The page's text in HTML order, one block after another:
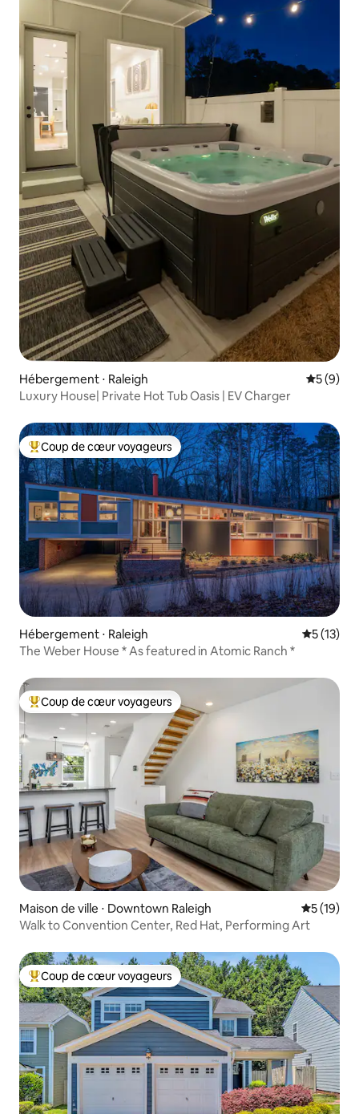
Hébergement ⋅ Raleigh
5 (9)
Luxury House| Private Hot Tub Oasis | EV Charger
Coups de cœur voyageurs les plus appréciés
Coup de cœur voyageurs
Hébergement ⋅ Raleigh
5 (13)
The Weber House * As featured in Atomic Ranch *
Coups de cœur voyageurs les plus appréciés
Coup de cœur voyageurs
Maison de ville ⋅ Downtown Raleigh
5 (19)
Walk to Convention Center, Red Hat, Performing Art
Coups de cœur voyageurs les plus appréciés
Coup de cœur voyageurs